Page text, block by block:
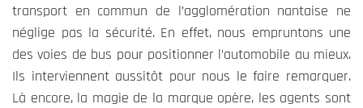
transport en commun de l’agglomération nantaise ne
néglige pas la sécurité. En effet, nous empruntons une
des voies de bus pour positionner l’automobile au mieux.
Ils interviennent aussitôt pour nous le faire remarquer.
Là encore, la magie de la marque opère, les agents sont